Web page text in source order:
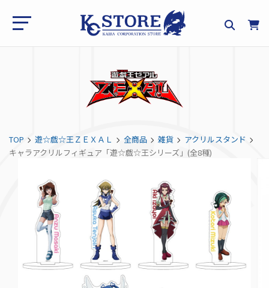
TOP 遊☆戯☆王ＺＥＸＡＬ 全商品 雑貨
アクリルスタンド
キャラアクリルフィギュア「遊☆戯☆王シリーズ」(全8種)